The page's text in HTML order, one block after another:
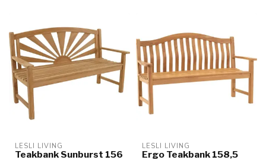
LESLI LIVING
Teakbank Sunburst 156
LESLI LIVING
Ergo Teakbank 158,5